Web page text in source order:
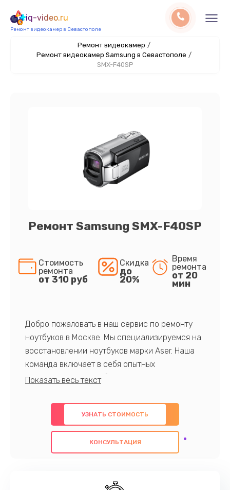
iq-video.ru
Ремонт видеокамер в Севастополе
Ремонт видеокамер /
Ремонт видеокамер Samsung в Севастополе /
SMX-F40SP
Ремонт Samsung SMX-F40SP
Стоимость
ремонта
от 310 руб
Скидка
до
20%
Время
ремонта
от 20
мин
Добро пожаловать в наш сервис по ремонту
ноутбуков в Москве. Мы специализируемся на
восстановлении ноутбуков марки Aser. Наша
команда включает в себя опытных
профессионалов с обширными знаниями и
предлагаем быстрый и качественный ремонт с
использованием оригинальных компонентов, а
также гарантируем качество всех
проведенных работ. Наша цель - предоставить
наилучшим образом. Не медлите записаться на
УЗНАТЬ СТОИМОСТЬ
КОНСУЛЬТАЦИЯ